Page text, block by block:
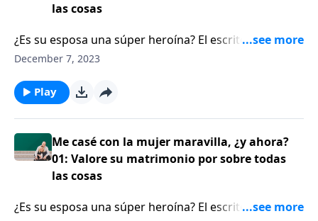
las cosas
¿Es su esposa una súper heroína? El escritor Jess
MacCallum enfrenta varios desafíos por estar casado
comparte un principio indispensable que todo
esposo debe saber, para poder amar y liderar a esta
December 7, 2023
Play
Me casé con la mujer maravilla, ¿y ahora?
01: Valore su matrimonio por sobre todas
las cosas
¿Es su esposa una súper heroína? El escritor Jess